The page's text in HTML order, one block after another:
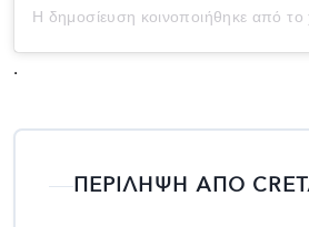
.
ΠΕΡΙΛΗΨΗ ΑΠΟ